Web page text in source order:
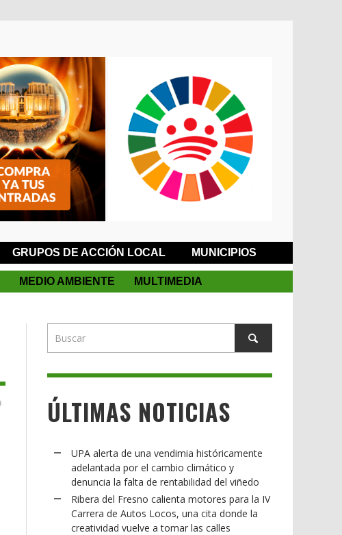
GRUPOS DE ACCIÓN LOCAL MUNICIPIOS
MEDIO AMBIENTE MULTIMEDIA
ÚLTIMAS NOTICIAS
UPA alerta de una vendimia históricamente
adelantada por el cambio climático y
denuncia la falta de rentabilidad del viñedo
Ribera del Fresno calienta motores para la IV
Carrera de Autos Locos, una cita donde la
creatividad vuelve a tomar las calles